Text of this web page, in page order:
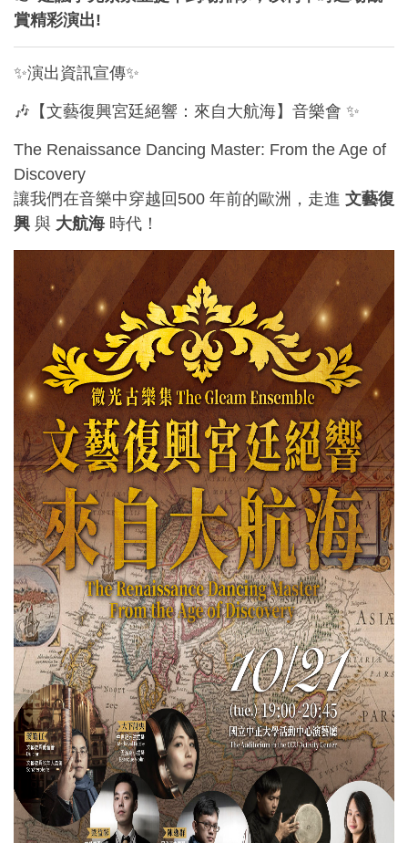
賞精彩演出!
✨演出資訊宣傳✨
🎶【文藝復興宮廷絕響：來自大航海】音樂會 ✨
The Renaissance Dancing Master: From the Age of
Discovery
讓我們在音樂中穿越回500 年前的歐洲，走進 文藝復
興 與 大航海 時代！